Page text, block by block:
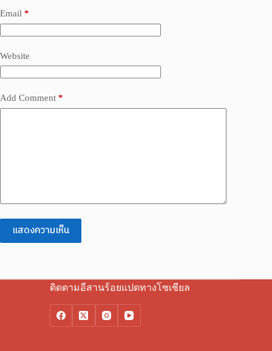
Email *
Website
Add Comment *
แสดงความเห็น
ติดตามอีสานร้อยแปดทางโซเชียล